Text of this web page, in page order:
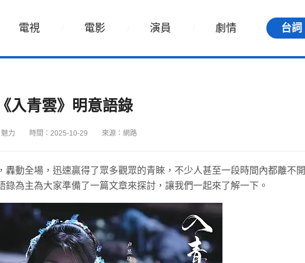
電視 電影 演員 劇情 台詞
《入青雲》明意語錄
力 時間：2025-10-29 來源：網路
動全場，迅速贏得了眾多觀眾的青睞，不少人甚至一段時間內都離不開
為主為大家準備了一篇文章來探討，讓我們一起來了解一下。